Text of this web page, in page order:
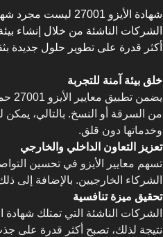
شهادة الأيزو 27001
الشركات الناشئة من خلال إنشاء
أكثر قدرة على تطوير حلول جديدة
خلق بيئة آمنة للتجربة
من السرقة أو النسخ. بالتالي، يمكن
وخدماتها دون قلق.
تعزيز التعاون الداخلي والخارجي
تسهم معايير الأيزو في تحسين
الشركاء الخارجيين. بالإضافة إلى
تحقيق ميزة تنافسية
نتيجة لذلك، تصبح أكثر قدرة على